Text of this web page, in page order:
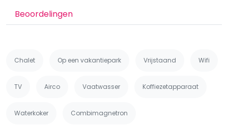
Beoordelingen
Chalet Op een vakantiepark Vrijstaand Wifi
TV Airco Vaatwasser Koffiezetapparaat
Waterkoker Combimagnetron